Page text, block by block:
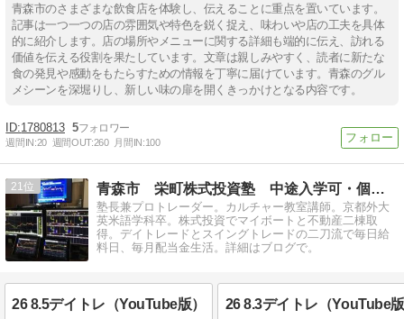
青森市のさまざまな飲食店を体験し、伝えることに重点を置いています。
記事は一つ一つの店の雰囲気や特色を鋭く捉え、味わいや店の工夫を具体
的に紹介します。店の場所やメニューに関する詳細も端的に伝え、訪れる
価値を伝える役割を果たしています。文章は親しみやすく、読者に新たな
食の発見や感動をもたらすための情報を丁寧に届けています。青森のグル
メシーンを深堀りし、新しい味の扉を開くきっかけとなる内容です。
1780813 5
週間IN:20 週間OUT:260 月間IN:100
21 青森市 栄町株式投資塾 中途入学可・個人指導可
塾長兼プロトレーダー。カルチャー教室講師。京都外大
英米語学科卒。株式投資でマイボートと不動産二棟取
得。デイトレードとスイングトレードの二刀流で毎日給
料日、毎月配当金生活。詳細はブログで。
26 8.5デイトレ（YouTube版） 26 8.3デイトレ（YouTube